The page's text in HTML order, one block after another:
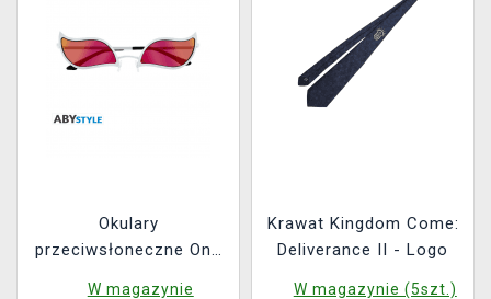
Okulary
przeciwsłoneczne One
W magazynie
Krawat Kingdom Come:
Deliverance II - Logo
W magazynie (5szt.)